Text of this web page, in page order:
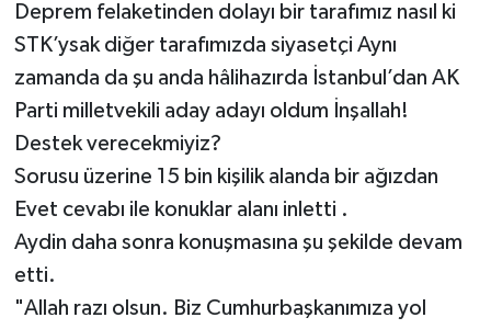
Deprem felaketinden dolayı bir tarafımız nasıl ki
STK’ysak diğer tarafımızda siyasetçi Aynı
zamanda da şu anda hâlihazırda İstanbul’dan AK
Parti milletvekili aday adayı oldum İnşallah!
Destek verecekmiyiz?
Sorusu üzerine 15 bin kişilik alanda bir ağızdan
Evet cevabı ile konuklar alanı inletti .
Aydin daha sonra konuşmasına şu şekilde devam
etti.
"Allah razı olsun. Biz Cumhurbaşkanımıza yol